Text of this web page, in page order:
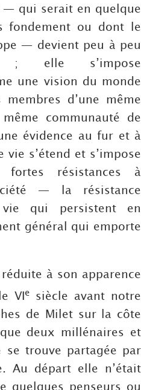
— qui serait en quelque
fondement ou dont le
— devient peu à peu
; elle s’impose
une vision du monde
d’une même
communauté de
évidence au fur et à
vie s’étend et s’impose
résistances à
— la résistance
qui persistent en
général qui emporte
à son apparence
VIe
siècle avant notre
de Milet sur la côte
deux millénaires et
se trouve partagée par
Au départ elle n’était
quelques penseurs ou